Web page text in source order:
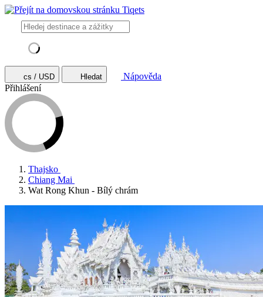
cs / USD Hledat
Nápověda
Přihlášení
Thajsko
Chiang Mai
Wat Rong Khun - Bílý chrám